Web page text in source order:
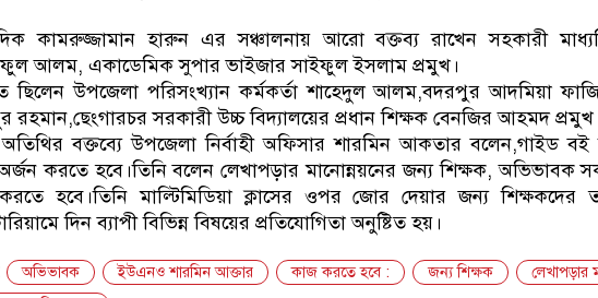
কামরুজ্জামান হারুন এর সঞ্চালনায় আরো বক্তব্য রাখেন সহকারী
আলম, একাডেমিক সুপার ভাইজার সাইফুল ইসলাম প্রমুখ।
ছিলেন উপজেলা পরিসংখ্যান কর্মকর্তা শাহেদুল আলম,বদরপুর আদমিয়া
রহমান,ছেংগারচর সরকারী উচ্চ বিদ্যালয়ের প্রধান শিক্ষক বেনজির আহমদ
অতিথির বক্তব্যে উপজেলা নির্বাহী অফিসার শারমিন আকতার বলেন,গাইড বই
অর্জন করতে হবে।তিনি বলেন লেখাপড়ার মানোন্নয়নের জন্য শিক্ষক, অভিভাবক
হবে।তিনি মাল্টিমিডিয়া ক্লাসের ওপর জোর দেয়ার জন্য শিক্ষকদের
দিন ব্যাপী বিভিন্ন বিষয়ের প্রতিযোগিতা অনুষ্টিত হয়।
অভিভাবক ইউএনও শারমিন আক্তার কাজ করতে হবে : জন্য শিক্ষক
লেখাপড়ার